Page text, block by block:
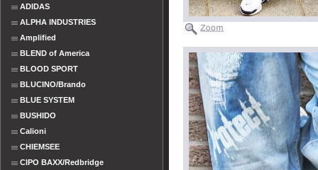
ADIDAS
ALPHA INDUSTRIES
Amplified
BLEND of America
BLOOD SPORT
BLUCINO/Brando
BLUE SYSTEM
BUSHIDO
Calioni
CHIEMSEE
CIPO BAXX/Redbridge